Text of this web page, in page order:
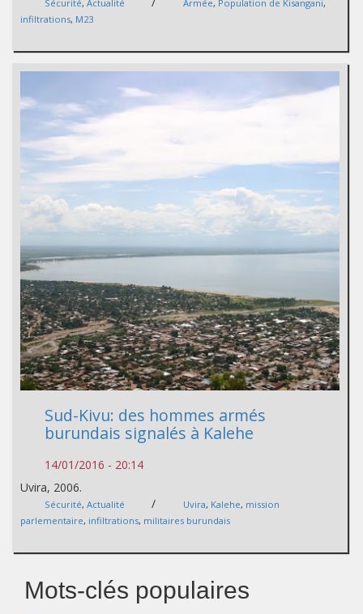
Sécurité, Actualité Armée, Population de Kisangani,
infiltrations, M23
Sud-Kivu: des hommes armés
burundais signalés à Kalehe
14/01/2016 - 20:14
Uvira, 2006.
Sécurité, Actualité / Uvira, Kalehe, mission
parlementaire, infiltrations, militaires burundais
Mots-clés populaires